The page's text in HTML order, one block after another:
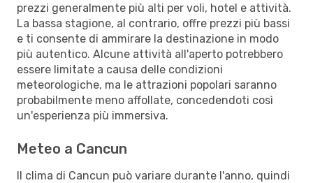
prezzi generalmente più alti per voli, hotel e attività.
La bassa stagione, al contrario, offre prezzi più bassi
e ti consente di ammirare la destinazione in modo
più autentico. Alcune attività all'aperto potrebbero
essere limitate a causa delle condizioni
meteorologiche, ma le attrazioni popolari saranno
probabilmente meno affollate, concedendoti così
un'esperienza più immersiva.
Meteo a Cancun
Il clima di Cancun può variare durante l'anno, quindi